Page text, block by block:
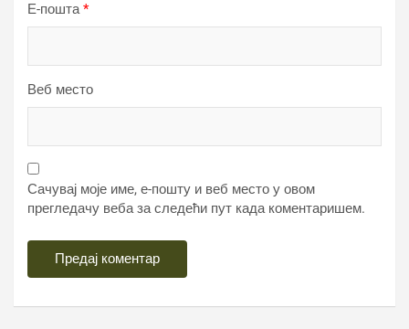
Е-пошта*
Веб место
Сачувај моје име, е-пошту и веб место у овом
прегледачу веба за следећи пут када коментаришем.